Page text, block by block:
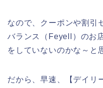
なので、クーポンや割引
バランス（Feyell）のお
をしていないのかな～と
だから、早速、【デイリ